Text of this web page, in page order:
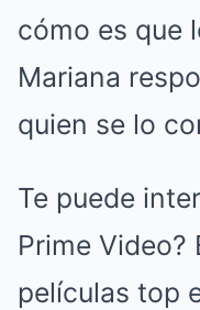
cómo es que
Mariana
quien se lo
Te puede
Prime Video?
películas top